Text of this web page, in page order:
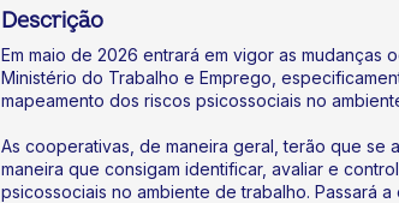
Descrição
Em maio de 2026 entrará em vigor as mudanças
Ministério do Trabalho e Emprego,
mapeamento dos riscos psicossociais no
As cooperativas, de maneira geral, terão que se
maneira que consigam identificar, avaliar e
psicossociais no ambiente de trabalho. Passará